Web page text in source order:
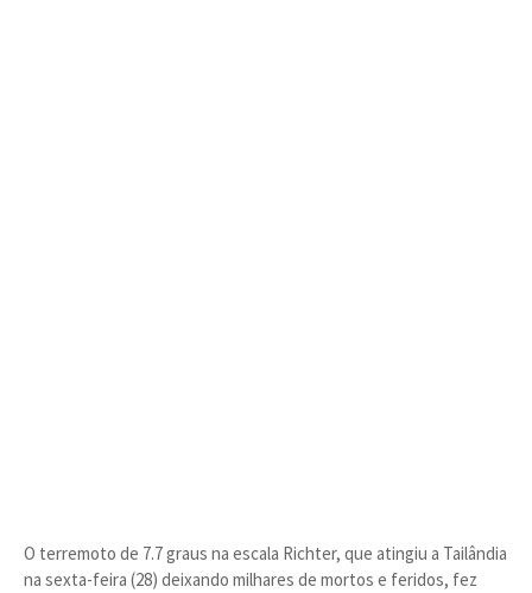
O terremoto de 7.7 graus na escala Richter, que atingiu a Tailândia
na sexta-feira (28) deixando milhares de mortos e feridos, fez